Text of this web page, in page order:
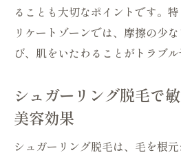
ることも大切なポイントです。
リケートゾーンでは、摩擦の少
び、肌をいたわることがトラブル
シュガーリング脱毛で
美容効果
シュガーリング脱毛は、毛を根